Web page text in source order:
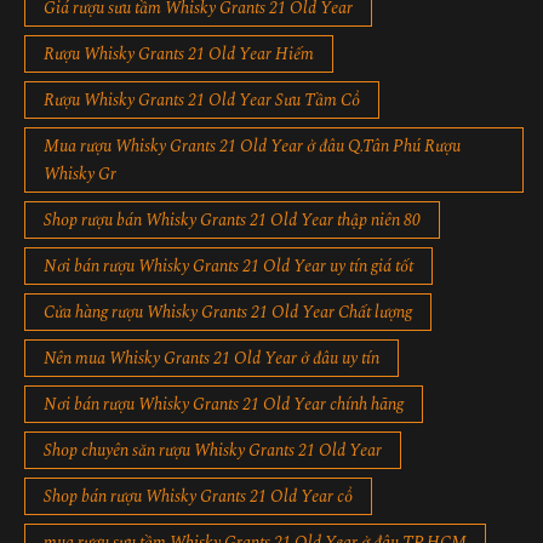
Giá rượu sưu tầm Whisky Grants 21 Old Year
Rượu Whisky Grants 21 Old Year Hiếm
Rượu Whisky Grants 21 Old Year Sưu Tầm Cổ
Mua rượu Whisky Grants 21 Old Year ở đâu Q.Tân Phú Rượu
Whisky Gr
Shop rượu bán Whisky Grants 21 Old Year thập niên 80
Nơi bán rượu Whisky Grants 21 Old Year uy tín giá tốt
Cửa hàng rượu Whisky Grants 21 Old Year Chất lượng
Nên mua Whisky Grants 21 Old Year ở đâu uy tín
Nơi bán rượu Whisky Grants 21 Old Year chính hãng
Shop chuyên săn rượu Whisky Grants 21 Old Year
Shop bán rượu Whisky Grants 21 Old Year cổ